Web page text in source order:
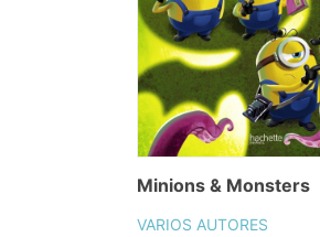
Minions & Monsters
VARIOS AUTORES